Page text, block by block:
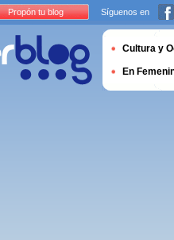
Propón tu blog Síguenos en
Cultura y
En